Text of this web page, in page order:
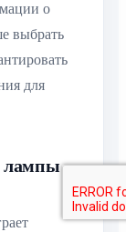
о
выбрать
для
лампы